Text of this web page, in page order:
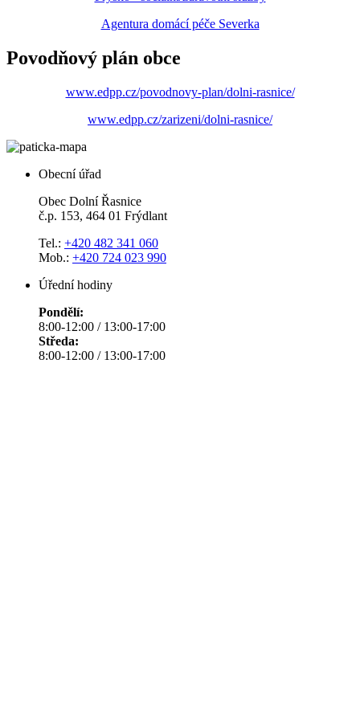
Agentura domácí péče Severka
Povodňový plán obce
www.edpp.cz/povodnovy-plan/dolni-rasnice/
www.edpp.cz/zarizeni/dolni-rasnice/
Obecní úřad
Obec Dolní Řasnice
č.p. 153, 464 01 Frýdlant
Tel.: +420 482 341 060
Mob.: +420 724 023 990
Úřední hodiny
Pondělí:
8:00-12:00 / 13:00-17:00
Středa:
8:00-12:00 / 13:00-17:00